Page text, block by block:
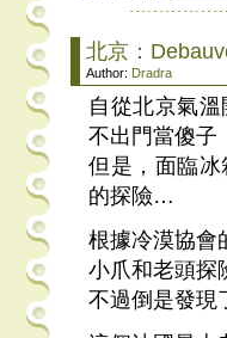
北京：
Author: Dradra
自從北京氣
不出門當傻子
但是，面臨
的探險…
根據冷漠協會
小爪和老頭探
不過倒是發現